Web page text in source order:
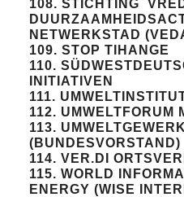
108. STICHTING
NETWERKSTAD
109. STOP TIHANGE
110.
INITIATIVEN
111.
112. UMWELTFORUM
113.
(BUNDESVORSTAND)
114. VER.DI
115. WORLD
ENERGY (WISE